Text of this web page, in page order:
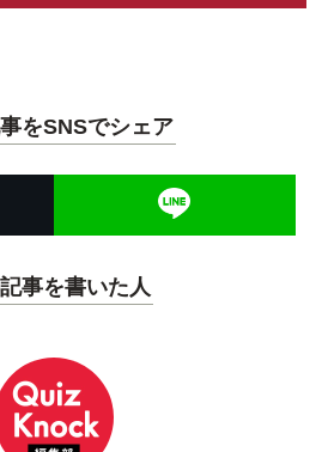
をSNSでシェア
事を書いた人